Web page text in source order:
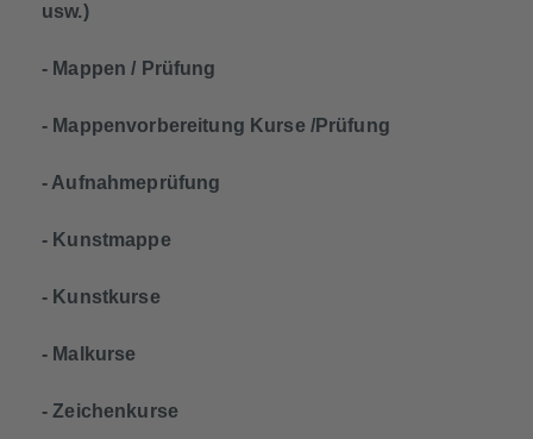
usw.)
- Mappen / Prüfung
- Mappenvorbereitung Kurse /Prüfung
- Aufnahmeprüfung
- Kunstmappe
- Kunstkurse
- Malkurse
- Zeichenkurse